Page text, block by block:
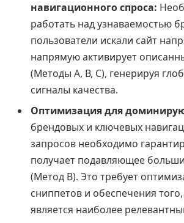
навигационного спроса:
работать над узнаваемостью
пользователи искали сайт
напрямую активирует
(Методы А, В, С), генерируя
сигналы качества.
Оптимизация для
брендовых и ключевых
запросов необходимо
получает подавляющее
(Метод В). Это требует
сниппетов и обеспечения
является наиболее